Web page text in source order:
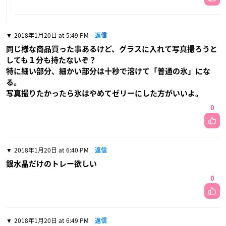
2018年1月20日 at 5:49 PM 返信
同じ様な商品買った事あるけど、グラスに入れて写真撮ろうと
しても１分も持たないぞ？
特に細い部分、細かい部分は十秒で溶けて「普通の氷」にな
る。
写真撮りたかったら氷はやめてゼリーにした方がいいよ。
0
2018年1月20日 at 6:40 PM 返信
銀水晶だけのトレー欲しい
0
2018年1月20日 at 6:49 PM 返信